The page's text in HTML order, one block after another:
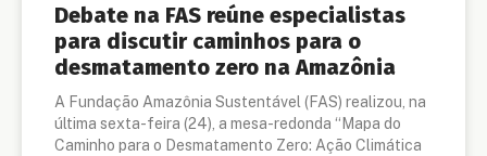
Debate na FAS reúne especialistas
para discutir caminhos para o
desmatamento zero na Amazônia
A Fundação Amazônia Sustentável (FAS) realizou, na
última sexta-feira (24), a mesa-redonda “Mapa do
Caminho para o Desmatamento Zero: Ação Climática